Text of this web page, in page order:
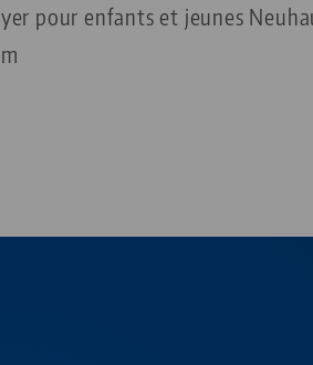
pour enfants et jeunes